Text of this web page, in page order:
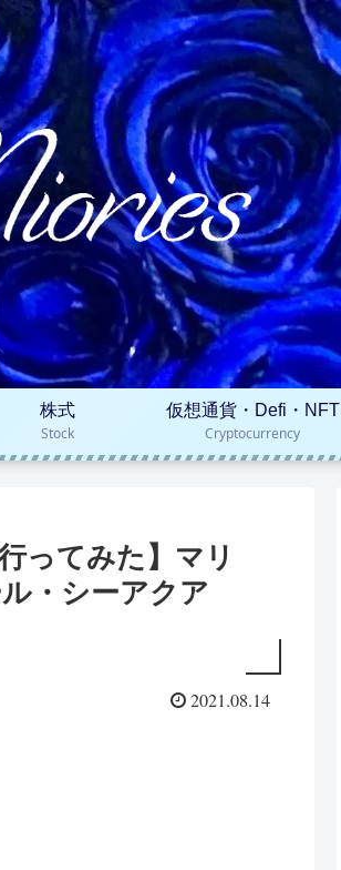
株式
Stock
仮想通貨・Defi・NFT
Cryptocurrency
ってみた】マリ
・シーアクア
2021.08.14